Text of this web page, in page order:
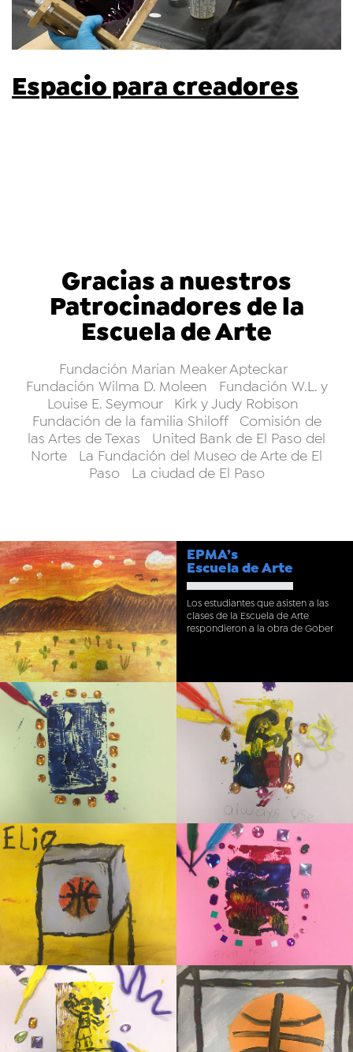
Espacio para creadores
Gracias a nuestros
Patrocinadores de la
Escuela de Arte
Fundación Marian Meaker Apteckar
Fundación Wilma D. Moleen Fundación W.L. y
Louise E. Seymour Kirk y Judy Robison
Fundación de la familia Shiloff Comisión de
las Artes de Texas United Bank de El Paso del
Norte La Fundación del Museo de Arte de El
Paso La ciudad de El Paso
EPMA’s
Escuela de Arte
Los estudiantes que asisten a las
clases de la Escuela de Arte
respondieron a la obra de Gober